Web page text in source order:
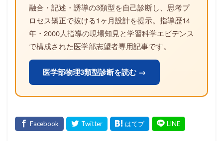
融合・記述・誘導の3類型を自己診断し、思考プ
ロセス矯正で抜ける1ヶ月設計を提示。指導歴14
年・2000人指導の現場知見と学習科学エビデンス
で構成された医学部志望者専用記事です。
医学部物理3類型診断を読む →